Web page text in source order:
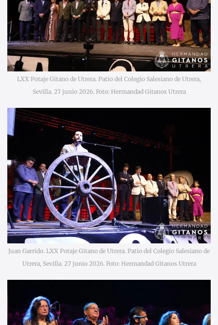
LXX Potaje Gitano de Utrera. Patio del Colegio Salesiano de Utrera,
Sevilla. 27 junio 2026. Foto: Hermandad Gitanos Utrera
Juan Garrido. LXX Potaje Gitano de Utrera. Patio del Colegio Salesiano de
Utrera, Sevilla. 27 junio 2026. Foto: Hermandad Gitanos Utrera